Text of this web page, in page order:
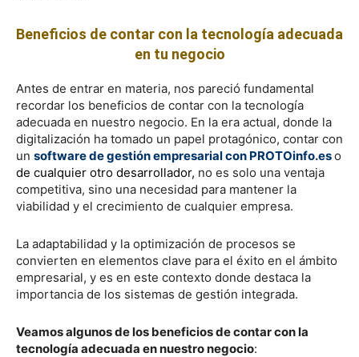
Beneficios de contar con la tecnología adecuada
en tu negocio
Antes de entrar en materia, nos pareció fundamental
recordar los beneficios de contar con la tecnología
adecuada en nuestro negocio. En la era actual, donde la
digitalización ha tomado un papel protagónico, contar con
un software de gestión empresarial con PROTOinfo.eso
de cualquier otro desarrollador, no es solo una ventaja
competitiva, sino una necesidad para mantener la
viabilidad y el crecimiento de cualquier empresa.
La adaptabilidad y la optimización de procesos se
convierten en elementos clave para el éxito en el ámbito
empresarial, y es en este contexto donde destaca la
importancia de los sistemas de gestión integrada.
Veamos algunos de los beneficios de contar con la
tecnología adecuada en nuestro negocio: